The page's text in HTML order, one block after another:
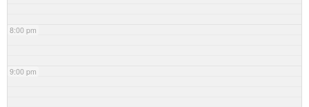
8:00 pm
9:00 pm